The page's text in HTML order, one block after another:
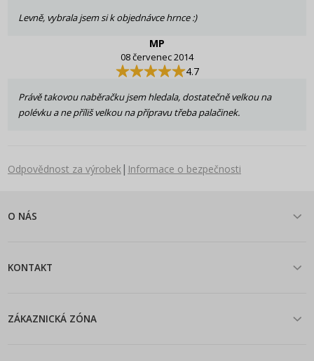
Levně, vybrala jsem si k objednávce hrnce :)
MP
08 červenec 2014
4.7
Právě takovou naběračku jsem hledala, dostatečně velkou na
polévku a ne příliš velkou na přípravu třeba palačinek.
Odpovědnost za výrobek| Informace o bezpečnosti
O NÁS
KONTAKT
ZÁKAZNICKÁ ZÓNA